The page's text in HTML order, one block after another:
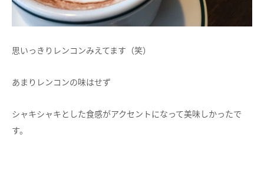
思いっきりレンコンみえてます（笑）
あまりレンコンの味はせず
シャキシャキとした食感がアクセントになって美味しかったで
す。